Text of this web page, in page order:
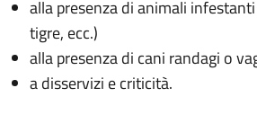
alla presenza di animali
tigre, ecc.)
alla presenza di cani randagi o
a disservizi e criticità.